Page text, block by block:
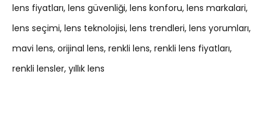
lens fiyatları lens güvenliği lens konforu lens markalari
lens seçimi lens teknolojisi lens trendleri lens yorumları
mavi lens orijinal lens renkli lens renkli lens fiyatları
renkli lensler yıllık lens